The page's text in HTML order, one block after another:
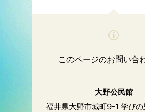
このページのお問い合
大野公民館
福井県大野市城町9-1 学びの